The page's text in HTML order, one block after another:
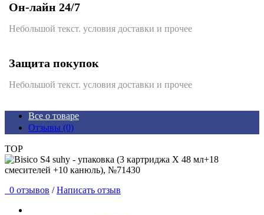
Он-лайн 24/7
Небольшой текст. условия доставки и прочее
Защита покупок
Небольшой текст. условия доставки и прочее
Все о товаре
Отзывы (0)
TOP
0 отзывов / Написать отзыв